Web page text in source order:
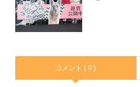
コメント ( 0 )